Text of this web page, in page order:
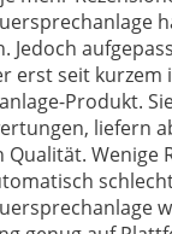
Jedoch
erst seit kurzem
Produkt.
liefern
Qualität. Wenige